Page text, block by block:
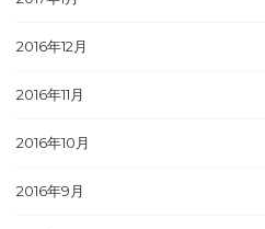
2016年12月
2016年11月
2016年10月
2016年9月